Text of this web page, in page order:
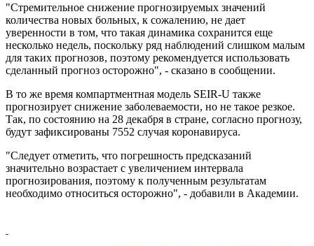
"Стремительное снижение прогнозируемых значений
количества новых больных, к сожалению, не дает
уверенности в том, что такая динамика сохранится еще
несколько недель, поскольку ряд наблюдений слишком малым
для таких прогнозов, поэтому рекомендуется использовать
сделанный прогноз осторожно", - сказано в сообщении.
В то же время компартментная модель SEIR-U также
прогнозирует снижение заболеваемости, но не такое резкое.
Так, по состоянию на 28 декабря в стране, согласно прогнозу,
будут зафиксированы 7552 случая коронавируса.
"Следует отметить, что погрешность предсказаний
значительно возрастает с увеличением интервала
прогнозирования, поэтому к полученным результатам
необходимо относиться осторожно", - добавили в Академии.